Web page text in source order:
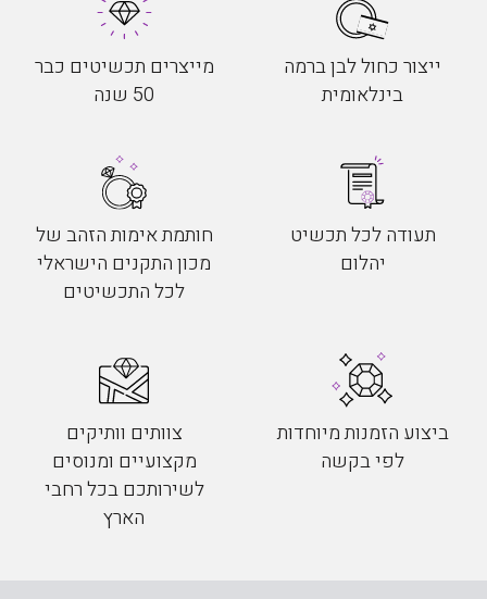
ייצור כחול לבן ברמה
בינלאומית
מייצרים תכשיטים כבר
50 שנה
תעודה לכל תכשיט
יהלום
חותמת אימות הזהב של
מכון התקנים הישראלי
לכל התכשיטים
ביצוע הזמנות מיוחדות
לפי בקשה
צוותים וותיקים
מקצועיים ומנוסים
לשירותכם בכל רחבי
הארץ